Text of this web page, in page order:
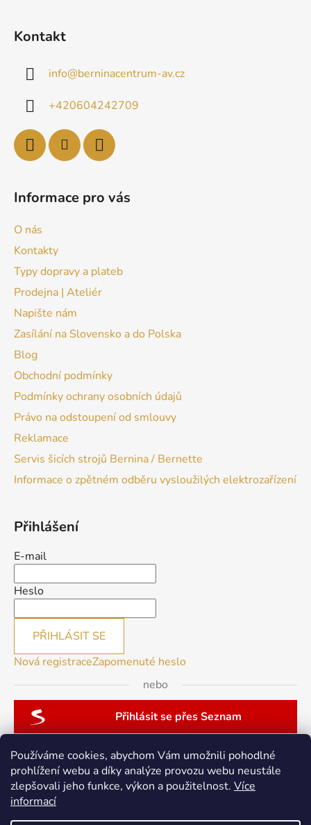
Používáme cookies, abychom Vám umožnili pohodlné
prohlížení webu a díky analýze provozu webu neustále
zlepšovali jeho funkce, výkon a použitelnost. Více
informací
Kontakt
info@berninacentrum-av.cz
+420604242709
Informace pro vás
O nás
Kontakty
Typy dopravy a plateb
Prodejna | Ateliér
Napište nám
Zasílání na Slovensko a do Polska
Blog
Obchodní podmínky
Podmínky ochrany osobních údajů
Právo na odstoupení od smlouvy
Reklamace
Servis šicích strojů Bernina / Bernette
Informace o zpětném odběru vysloužilých elektrozařízení
Přihlášení
E-mail
Heslo
PŘIHLÁSIT SE
Nová registraceZapomenuté heslo
nebo
Přihlásit se přes Seznam
patchwork-aja.cz